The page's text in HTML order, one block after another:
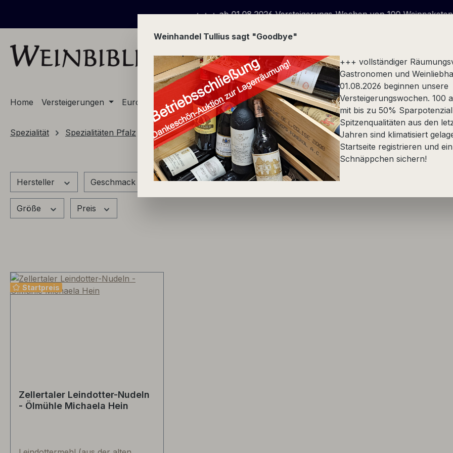
+ + + ab 01.08.2026 Versteigerungs-Wochen von 100 Weinpaketen wegen Geschäftsauflösung
Home Versteigerungen Europa Champagne Stückfass Spezialität Alkoholfrei Präsente
Spezialität Spezialitäten Pfalz Zellertaler Öle, Nudeln etc. Michaela Hein, DE-Wachenheim
Hersteller Geschmack Land Philosophie Qualität
Größe Preis
Startpreis
Zellertaler Leindotter-Nudeln
- Ölmühle Michaela Hein
Weinhandel Tullius sagt "Goodbye"
+++ vollständiger
Gastronomen und
01.08.2026 beginnen unsere
Versteigerungswochen. 100
mit bis zu 50%
Spitzenqualitäten aus den
Jahren sind klimatisiert
Startseite registrieren und
Schnäppchen sichern!